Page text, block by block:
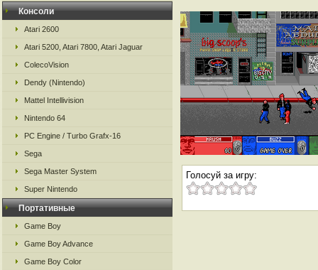
Консоли
Atari 2600
Atari 5200, Atari 7800, Atari Jaguar
ColecoVision
Dendy (Nintendo)
Mattel Intellivision
Nintendo 64
PC Engine / Turbo Grafx-16
Sega
Sega Master System
Super Nintendo
Портативные
Game Boy
Game Boy Advance
Game Boy Color
Голосуй за игру: